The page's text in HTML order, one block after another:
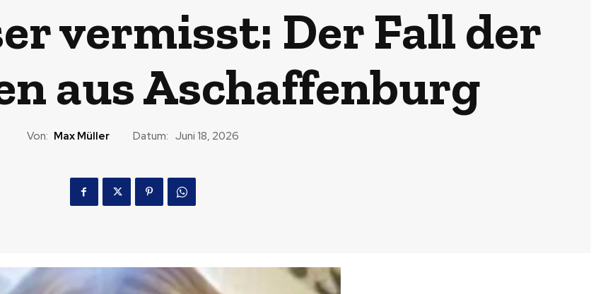
vermisst: Der Fall der
aus Aschaffenburg
Von: Max Müller Datum: Juni 18, 2026